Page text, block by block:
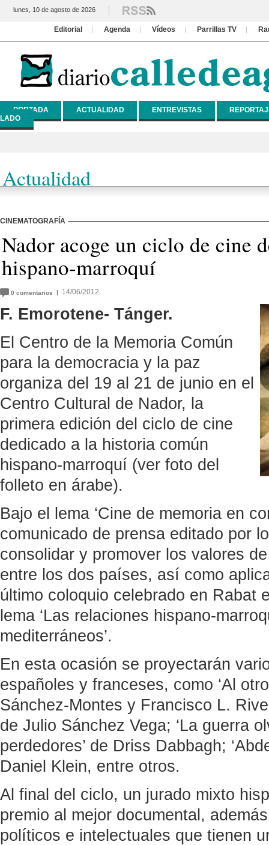
lunes, 10 de agosto de 2026
Editorial Agenda Vídeos Parrillas TV
PORTADA ACTUALIDAD ENTREVISTAS
LADO
Actualidad
CINEMATOGRAFÍA
Nador acoge un ciclo de cine
hispano-marroquí
0 comentarios | 14/06/2012
F. Emorotene- Tánger.
El Centro de la Memoria Común
para la democracia y la paz
organiza del 19 al 21 de junio en el
Centro Cultural de Nador, la
primera edición del ciclo de cine
dedicado a la historia común
hispano-marroquí (ver foto del
folleto en árabe).
Bajo el lema ‘Cine de memoria en
comunicado de prensa editado por
consolidar y promover los valores
entre los dos países, así como
último coloquio celebrado en Rabat
lema ‘Las relaciones hispano-
mediterráneos’.
En esta ocasión se proyectarán
españoles y franceses, como ‘Al
Sánchez-Montes y Francisco L.
de Julio Sánchez Vega; ‘La guerra
perdedores’ de Driss Dabbagh;
Daniel Klein, entre otros.
Al final del ciclo, un jurado mixto
premio al mejor documental,
políticos e intelectuales que tienen